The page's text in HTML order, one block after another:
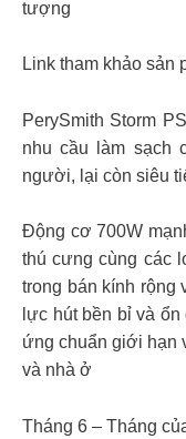
tượng
Link tham khảo sản
PerySmith Storm
nhu cầu làm sạch
người, lại còn siêu
Động cơ 700W
thú cưng cùng các
trong bán kính rộng
lực hút bền bỉ và
ứng chuẩn giới hạn
và nhà ở
Tháng 6 – Tháng